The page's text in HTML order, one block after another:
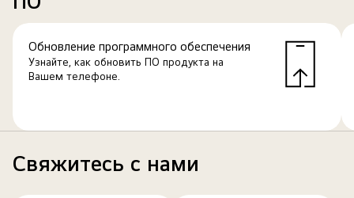
Обновление программного обеспечения
Узнайте, как обновить ПО продукта на
Вашем телефоне.
Свяжитесь с нами